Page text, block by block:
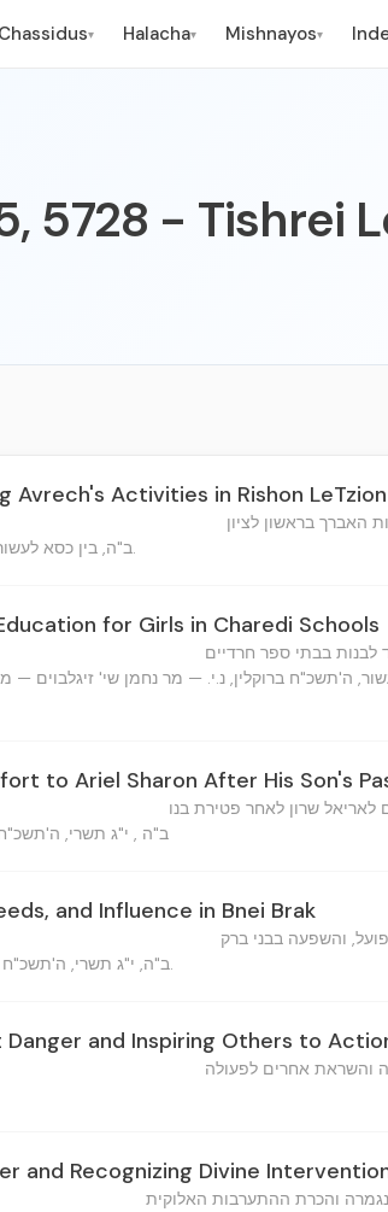
Chassidus▾ Halacha▾ Mishnayos▾
5728 - Tishrei
Activities in Rishon LeTzion
האברך בראשון לציון
ב"ה, בין כסא לעשור, ה'תשכ"ח ברוקלין, נ.י.
for Girls in Charedi Schools
לבנות בבתי ספר חרדיים
ה'תשכ"ח ברוקלין, נ.י. — מר נחמן שי' זיגלבוים —
to Ariel Sharon After His Son's
לאריאל שרון לאחר פטירת בנו
ב"ה , י"ג תשרי, ה'תשכ"ח
and Influence in Bnei Brak
והשפעה בבני ברק
ב"ה, י"ג תשרי, ה'תשכ"ח ברוקלין, נ.י.
and Inspiring Others to
והשראת אחרים לפעולה
and Recognizing Divine
והכרת ההתערבות האלוקית